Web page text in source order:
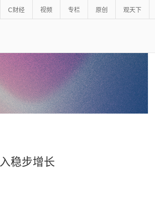
C财经 视频 专栏 原创 观天下
稳步增长